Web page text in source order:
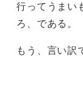
行ってうまい
ろ、である。
もう、言い訳